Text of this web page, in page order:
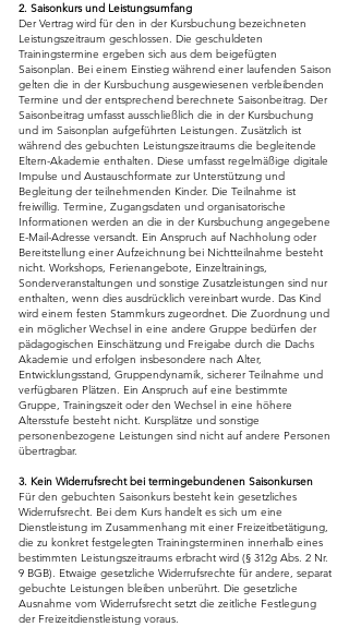
2. Saisonkurs und Leistungsumfang
Der Vertrag wird für den in der Kursbuchung bezeichneten
Leistungszeitraum geschlossen. Die geschuldeten
Trainingstermine ergeben sich aus dem beigefügten
Saisonplan. Bei einem Einstieg während einer laufenden Saison
gelten die in der Kursbuchung ausgewiesenen verbleibenden
Termine und der entsprechend berechnete Saisonbeitrag. Der
Saisonbeitrag umfasst ausschließlich die in der Kursbuchung
und im Saisonplan aufgeführten Leistungen. Zusätzlich ist
während des gebuchten Leistungszeitraums die begleitende
Eltern-Akademie enthalten. Diese umfasst regelmäßige digitale
Impulse und Austauschformate zur Unterstützung und
Begleitung der teilnehmenden Kinder. Die Teilnahme ist
freiwillig. Termine, Zugangsdaten und organisatorische
Informationen werden an die in der Kursbuchung angegebene
E-Mail-Adresse versandt. Ein Anspruch auf Nachholung oder
Bereitstellung einer Aufzeichnung bei Nichtteilnahme besteht
nicht. Workshops, Ferienangebote, Einzeltrainings,
Sonderveranstaltungen und sonstige Zusatzleistungen sind nur
enthalten, wenn dies ausdrücklich vereinbart wurde. Das Kind
wird einem festen Stammkurs zugeordnet. Die Zuordnung und
ein möglicher Wechsel in eine andere Gruppe bedürfen der
pädagogischen Einschätzung und Freigabe durch die Dachs
Akademie und erfolgen insbesondere nach Alter,
Entwicklungsstand, Gruppendynamik, sicherer Teilnahme und
verfügbaren Plätzen. Ein Anspruch auf eine bestimmte
Gruppe, Trainingszeit oder den Wechsel in eine höhere
Altersstufe besteht nicht. Kursplätze und sonstige
personenbezogene Leistungen sind nicht auf andere Personen
übertragbar.
3. Kein Widerrufsrecht bei termingebundenen Saisonkursen
Für den gebuchten Saisonkurs besteht kein gesetzliches
Widerrufsrecht. Bei dem Kurs handelt es sich um eine
Dienstleistung im Zusammenhang mit einer Freizeitbetätigung,
die zu konkret festgelegten Trainingsterminen innerhalb eines
bestimmten Leistungszeitraums erbracht wird (§ 312g Abs. 2 Nr.
9 BGB). Etwaige gesetzliche Widerrufsrechte für andere, separat
gebuchte Leistungen bleiben unberührt. Die gesetzliche
Ausnahme vom Widerrufsrecht setzt die zeitliche Festlegung
der Freizeitdienstleistung voraus.